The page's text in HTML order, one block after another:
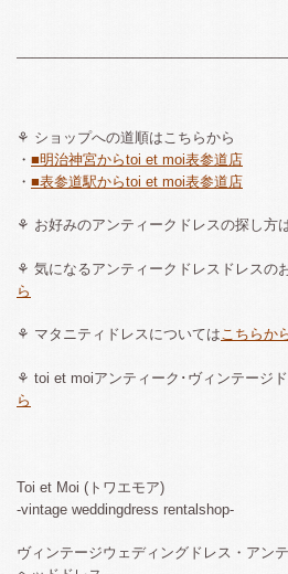
⚘ ショップへの道順はこちらから
・ ■明治神宮からtoi et moi表参道店
・ ■表参道駅からtoi et moi表参道店
⚘ お好みのアンティークドレスの探し方
⚘ 気になるアンティークドレスドレスの
ら
⚘ マタニティドレスについてはこちらか
⚘ toi et moiアンティーク･ヴィンテージ
ら
Toi et Moi (トワエモア)
-vintage weddingdress rentalshop-
ヴィンテージウェディングドレス・アン